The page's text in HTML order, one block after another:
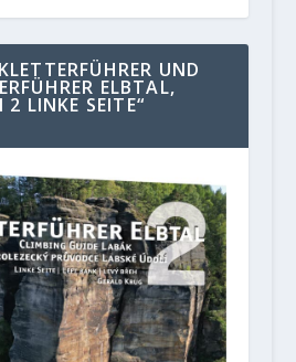
UND
ELBTAL,
2 LINKE SEITE“